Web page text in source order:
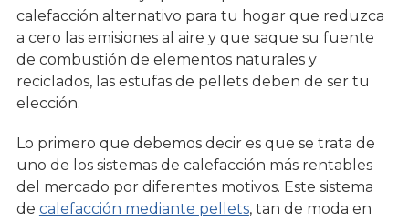
calefacción alternativo para tu hogar que reduzca
a cero las emisiones al aire y que saque su fuente
de combustión de elementos naturales y
reciclados, las estufas de pellets deben de ser tu
elección.
Lo primero que debemos decir es que se trata de
uno de los sistemas de calefacción más rentables
del mercado por diferentes motivos. Este sistema
de calefacción mediante pellets, tan de moda en